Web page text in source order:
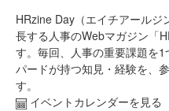
HRzine Day（エイチアール
長する人事のWebマガジン「
す。毎回、人事の重要課題を
パードが持つ知見・経験を、
す。
イベントカレンダーを見る